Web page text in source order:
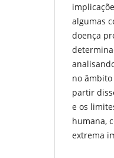
algumas
doença
no
partir
e os
humana,
extrema